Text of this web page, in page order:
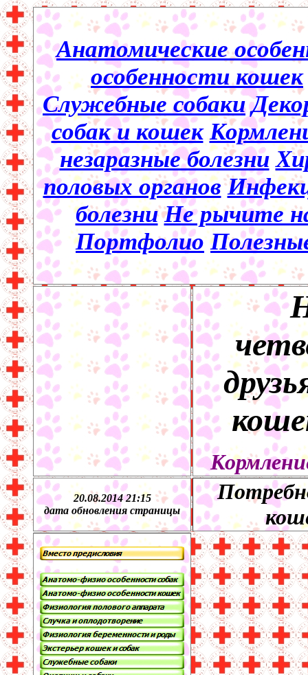
Анатомические
особенности кошек
Служебные собаки
собак и кошек
незаразные болезни
половых органов
болезни Не рычите
Портфолио
20.08.2014 21:15
дата обновления страницы